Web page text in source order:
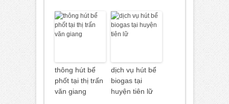
thông hút bể
phốt tại thị trấn
văn giang
dịch vụ hút bể
biogas tại
huyện tiên lữ